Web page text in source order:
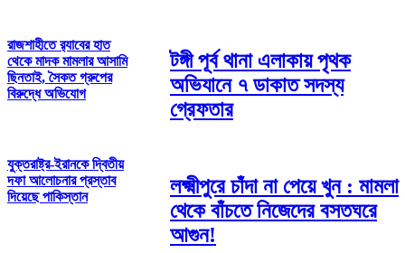
রাজশাহীতে র‌্যাবের হাত
থেকে মাদক মামলার আসামি
ছিনতাই, সৈকত গ্রুপের
বিরুদ্ধে অভিযোগ
যুক্তরাষ্ট্র-ইরানকে দ্বিতীয়
দফা আলোচনার প্রস্তাব
দিয়েছে পাকিস্তান
টঙ্গী পূর্ব থানা এলাকায় পৃথক
অভিযানে ৭ ডাকাত সদস্য
গ্রেফতার
লক্ষ্মীপুরে চাঁদা না পেয়ে খুন : মামলা
থেকে বাঁচতে নিজেদের বসতঘরে
আগুন!